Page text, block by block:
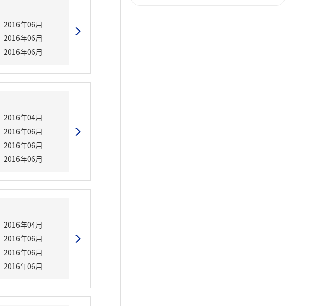
2016年06月
2016年06月
2016年06月
2016年04月
2016年06月
2016年06月
2016年06月
2016年04月
2016年06月
2016年06月
2016年06月